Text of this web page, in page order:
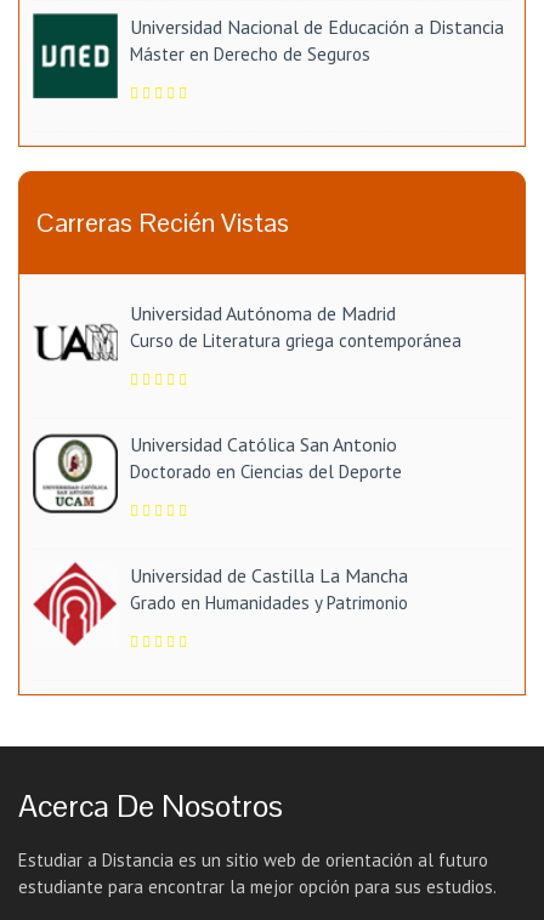
Universidad Nacional de Educación a Distancia
Máster en Derecho de Seguros
Carreras Recién Vistas
Universidad Autónoma de Madrid
Curso de Literatura griega contemporánea
Universidad Católica San Antonio
Doctorado en Ciencias del Deporte
Universidad de Castilla La Mancha
Grado en Humanidades y Patrimonio
Acerca De Nosotros
Estudiar a Distancia es un sitio web de orientación al futuro
estudiante para encontrar la mejor opción para sus estudios.